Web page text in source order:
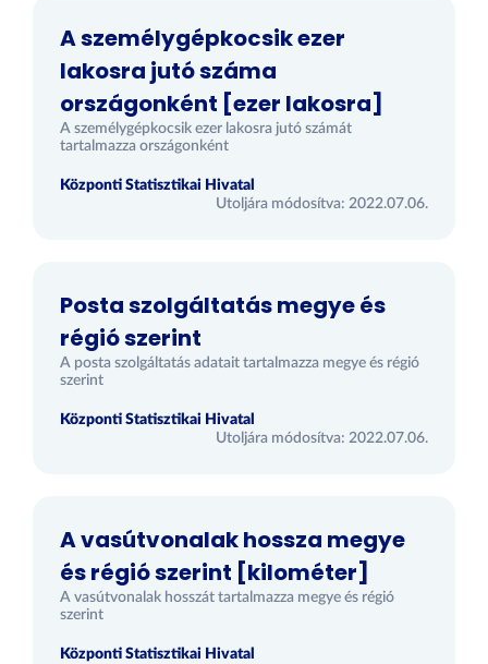
A személygépkocsik ezer
lakosra jutó száma
országonként [ezer lakosra]
A személygépkocsik ezer lakosra jutó számát
tartalmazza országonként
Központi Statisztikai Hivatal
Utoljára módosítva: 2022.07.06.
Posta szolgáltatás megye és
régió szerint
A posta szolgáltatás adatait tartalmazza megye és régió
szerint
Központi Statisztikai Hivatal
Utoljára módosítva: 2022.07.06.
A vasútvonalak hossza megye
és régió szerint [kilométer]
A vasútvonalak hosszát tartalmazza megye és régió
szerint
Központi Statisztikai Hivatal